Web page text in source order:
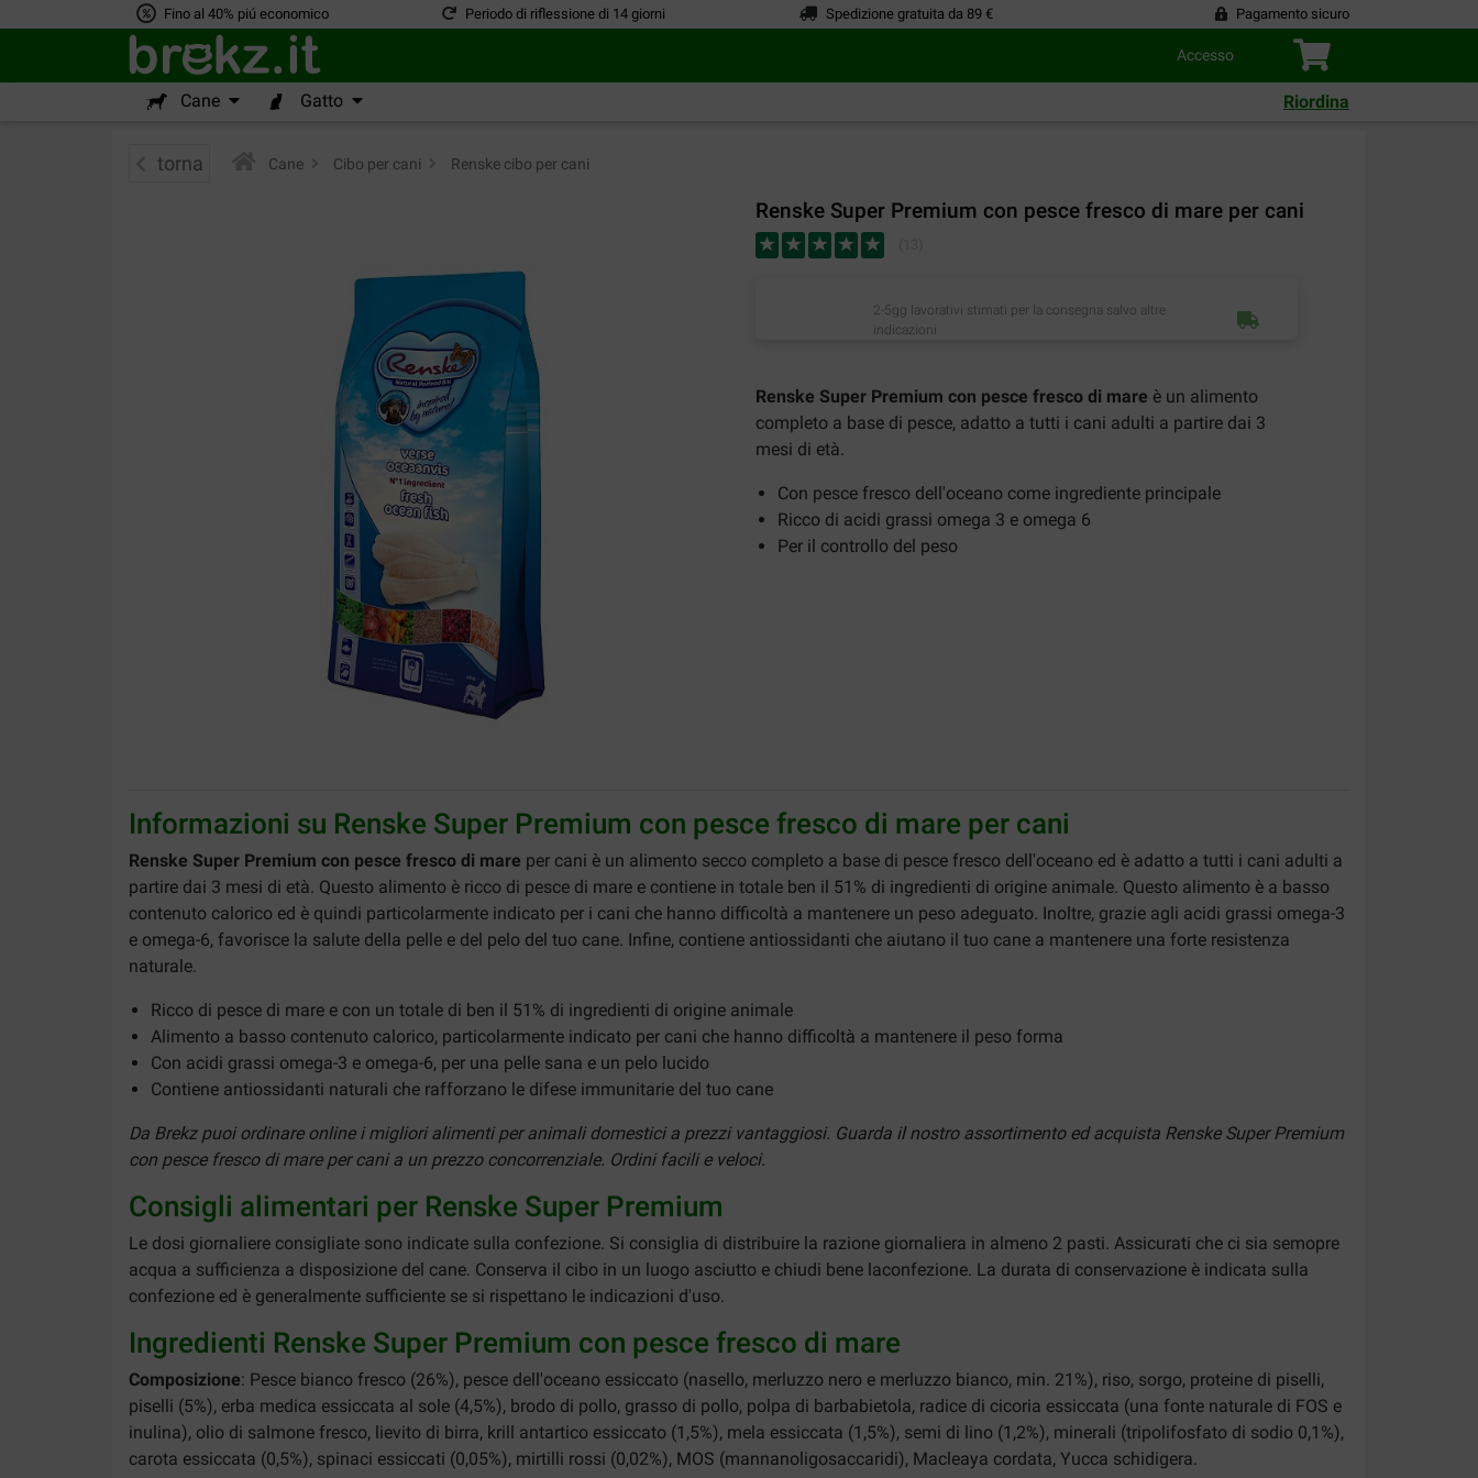
Fino al 40% piú economico Periodo di riflessione di 14 giorni Spedizione gratuita da 89 € Pagamento sicuro
Accesso
Cane Gatto Riordina
torna Cane Cibo per cani Renske cibo per cani
Renske Super Premium con pesce fresco di mare per cani
2-5gg lavorativi stimati per la consegna salvo altre
indicazioni
Renske Super Premium con pesce fresco di mare è un alimento
completo a base di pesce, adatto a tutti i cani adulti a partire dai 3
mesi di età.
Con pesce fresco dell'oceano come ingrediente principale
Ricco di acidi grassi omega 3 e omega 6
Per il controllo del peso
Informazioni su Renske Super Premium con pesce fresco di mare per cani
Renske Super Premium con pesce fresco di mare per cani è un alimento secco completo a base di pesce fresco dell'oceano ed è adatto a tutti i cani adulti a
partire dai 3 mesi di età. Questo alimento è ricco di pesce di mare e contiene in totale ben il 51% di ingredienti di origine animale. Questo alimento è a basso
contenuto calorico ed è quindi particolarmente indicato per i cani che hanno difficoltà a mantenere un peso adeguato. Inoltre, grazie agli acidi grassi omega-3
e omega-6, favorisce la salute della pelle e del pelo del tuo cane. Infine, contiene antiossidanti che aiutano il tuo cane a mantenere una forte resistenza
naturale.
Ricco di pesce di mare e con un totale di ben il 51% di ingredienti di origine animale
Alimento a basso contenuto calorico, particolarmente indicato per cani che hanno difficoltà a mantenere il peso forma
Con acidi grassi omega-3 e omega-6, per una pelle sana e un pelo lucido
Contiene antiossidanti naturali che rafforzano le difese immunitarie del tuo cane
Da Brekz puoi ordinare online i migliori alimenti per animali domestici a prezzi vantaggiosi. Guarda il nostro assortimento ed acquista Renske Super Premium
con pesce fresco di mare per cani a un prezzo concorrenziale. Ordini facili e veloci.
Consigli alimentari per Renske Super Premium
Le dosi giornaliere consigliate sono indicate sulla confezione. Si consiglia di distribuire la razione giornaliera in almeno 2 pasti. Assicurati che ci sia semopre
acqua a sufficienza a disposizione del cane. Conserva il cibo in un luogo asciutto e chiudi bene laconfezione. La durata di conservazione è indicata sulla
confezione ed è generalmente sufficiente se si rispettano le indicazioni d'uso.
Ingredienti Renske Super Premium con pesce fresco di mare
Composizione: Pesce bianco fresco (26%), pesce dell'oceano essiccato (nasello, merluzzo nero e merluzzo bianco, min. 21%), riso, sorgo, proteine di piselli,
piselli (5%), erba medica essiccata al sole (4,5%), brodo di pollo, grasso di pollo, polpa di barbabietola, radice di cicoria essiccata (una fonte naturale di FOS e
inulina), olio di salmone fresco, lievito di birra, krill antartico essiccato (1,5%), mela essiccata (1,5%), semi di lino (1,2%), minerali (tripolifosfato di sodio 0,1%),
carota essiccata (0,5%), spinaci essiccati (0,05%), mirtilli rossi (0,02%), MOS (mannanoligosaccaridi), Macleaya cordata, Yucca schidigera.